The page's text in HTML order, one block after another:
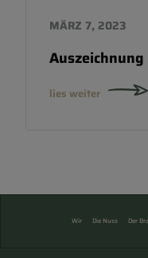
MÄRZ 7, 2023
lies weiter
Wir Die Nuss Der